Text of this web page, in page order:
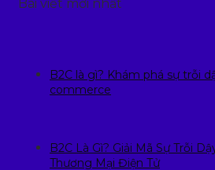
Bài viết mới nhất
B2C là gì? Khám phá sự trỗi
commerce
B2C Là Gì? Giải Mã Sự Trỗi
Thương Mại Điện Tử